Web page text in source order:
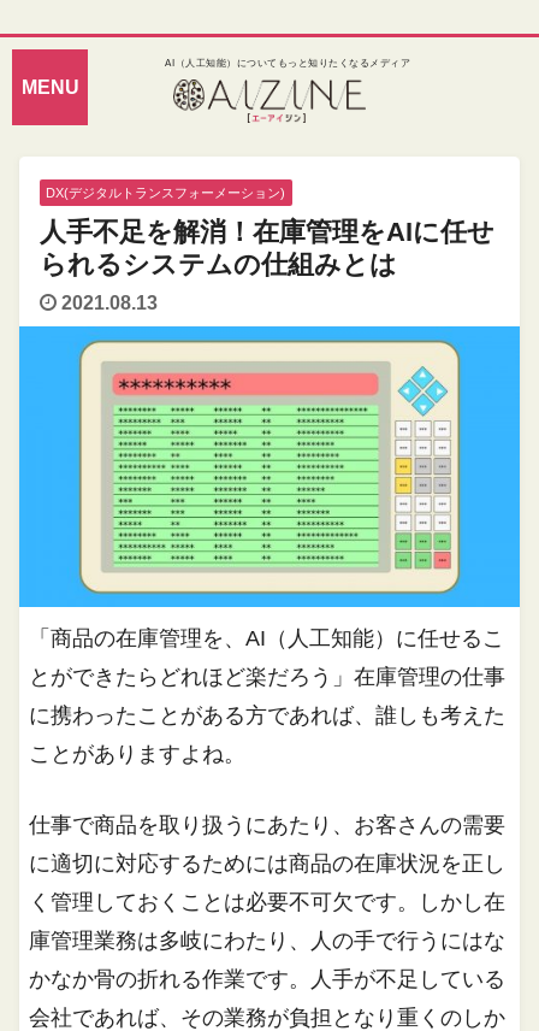
AI（人工知能）についてもっと知りたくなるメディア
DX(デジタルトランスフォーメーション)
人手不足を解消！在庫管理をAIに任せ
られるシステムの仕組みとは
2021.08.13
「商品の在庫管理を、AI（人工知能）に任せるこ
とができたらどれほど楽だろう」在庫管理の仕事
に携わったことがある方であれば、誰しも考えた
ことがありますよね。
仕事で商品を取り扱うにあたり、お客さんの需要
に適切に対応するためには商品の在庫状況を正し
く管理しておくことは必要不可欠です。しかし在
庫管理業務は多岐にわたり、人の手で行うにはな
かなか骨の折れる作業です。人手が不足している
会社であれば、その業務が負担となり重くのしか